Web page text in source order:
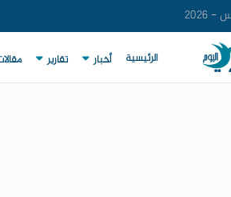
الرئيسية أخبار تقارير